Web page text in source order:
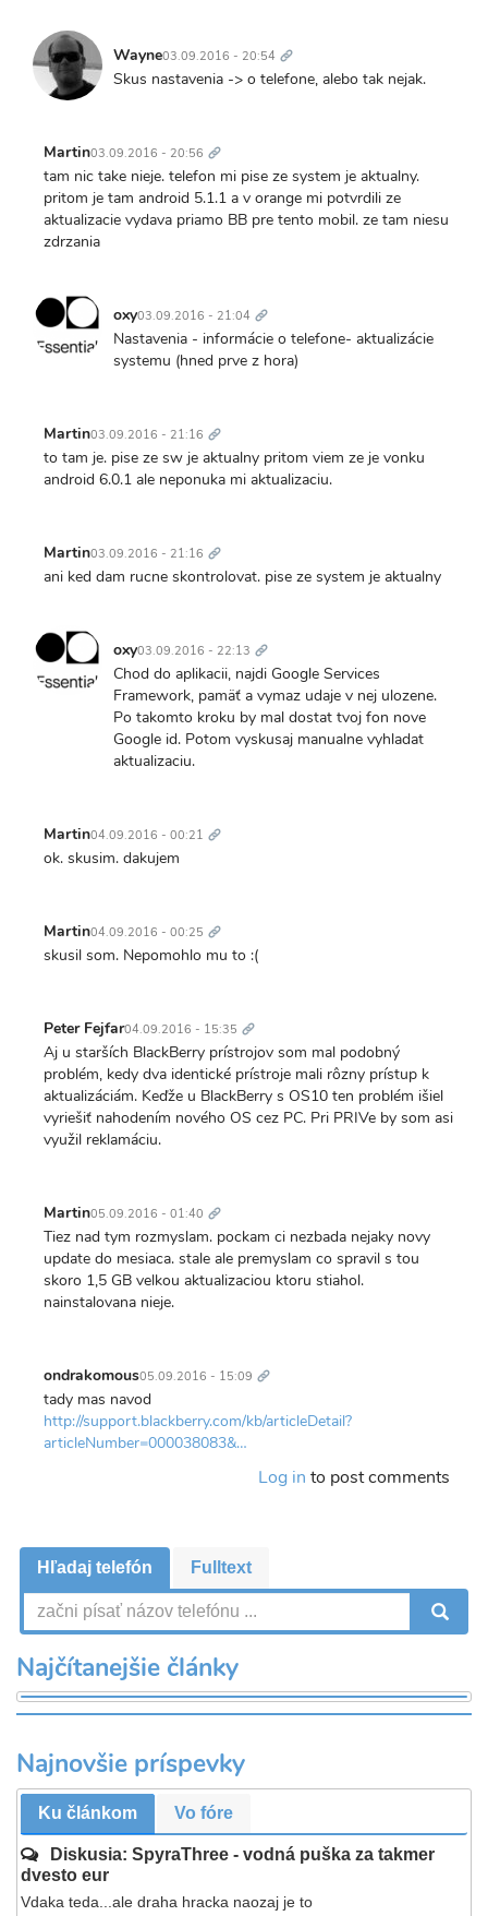
Wayne03.09.2016 - 20:54 odkaz
Skus nastavenia -> o telefone, alebo tak nejak.
Martin03.09.2016 - 20:56 odkaz
tam nic take nieje. telefon mi pise ze system je aktualny.
pritom je tam android 5.1.1 a v orange mi potvrdili ze
aktualizacie vydava priamo BB pre tento mobil. ze tam niesu
zdrzania
oxy03.09.2016 - 21:04 odkaz
Nastavenia - informácie o telefone- aktualizácie
systemu (hned prve z hora)
Martin03.09.2016 - 21:16 odkaz
to tam je. pise ze sw je aktualny pritom viem ze je vonku
android 6.0.1 ale neponuka mi aktualizaciu.
Martin03.09.2016 - 21:16 odkaz
ani ked dam rucne skontrolovat. pise ze system je aktualny
oxy03.09.2016 - 22:13 odkaz
Chod do aplikacii, najdi Google Services
Framework, pamäť a vymaz udaje v nej ulozene.
Po takomto kroku by mal dostat tvoj fon nove
Google id. Potom vyskusaj manualne vyhladat
aktualizaciu.
Martin04.09.2016 - 00:21 odkaz
ok. skusim. dakujem
Martin04.09.2016 - 00:25 odkaz
skusil som. Nepomohlo mu to :(
Peter Fejfar04.09.2016 - 15:35 odkaz
Aj u starších BlackBerry prístrojov som mal podobný
problém, kedy dva identické prístroje mali rôzny prístup k
aktualizáciám. Keďže u BlackBerry s OS10 ten problém išiel
vyriešiť nahodením nového OS cez PC. Pri PRIVe by som asi
využil reklamáciu.
Martin05.09.2016 - 01:40 odkaz
Tiez nad tym rozmyslam. pockam ci nezbada nejaky novy
update do mesiaca. stale ale premyslam co spravil s tou
skoro 1,5 GB velkou aktualizaciou ktoru stiahol.
nainstalovana nieje.
ondrakomous05.09.2016 - 15:09 odkaz
tady mas navod
http://support.blackberry.com/kb/articleDetail?
articleNumber=000038083&…
Log in to post comments
Hľadaj telefón Fulltext
Najčítanejšie články
Najnovšie príspevky
Ku článkom Vo fóre
Diskusia: SpyraThree - vodná puška za takmer
dvesto eur
Vdaka teda...ale draha hracka naozaj je to